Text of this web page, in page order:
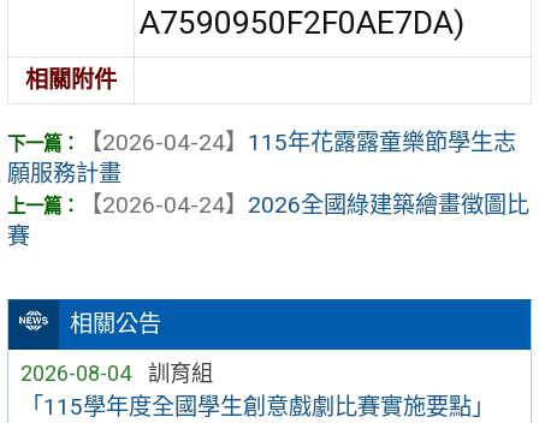
相關公告
2026-08-04 訓育組
「115學年度全國學生創意戲劇比賽實施要點」
A7590950F2F0AE7DA)
相關附件
【2026-04-24】 115年花露露童樂節學生志
願服務計畫
【2026-04-24】 2026全國綠建築繪畫徵圖比
賽